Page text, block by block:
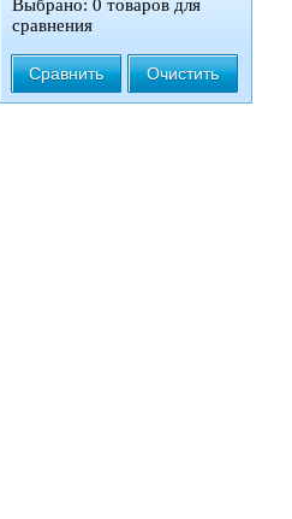
Выбрано: 0 товаров для
сравнения